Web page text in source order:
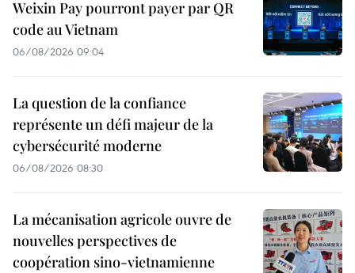
Weixin Pay pourront payer par QR
code au Vietnam
06/08/2026 09:04
La question de la confiance
représente un défi majeur de la
cybersécurité moderne
06/08/2026 08:30
La mécanisation agricole ouvre de
nouvelles perspectives de
coopération sino-vietnamienne